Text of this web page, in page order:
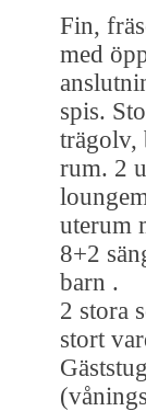
Fin,
med
spis.
trägolv,
rum. 2
uterum
8+2
barn .
2 stora
stort